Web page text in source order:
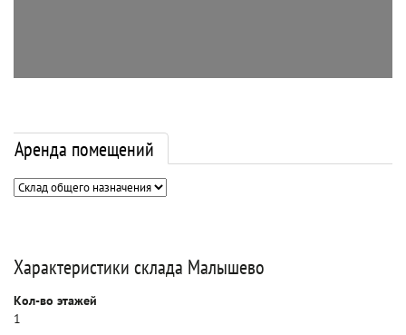
Аренда помещений
Характеристики склада Малышево
Кол-во этажей
1